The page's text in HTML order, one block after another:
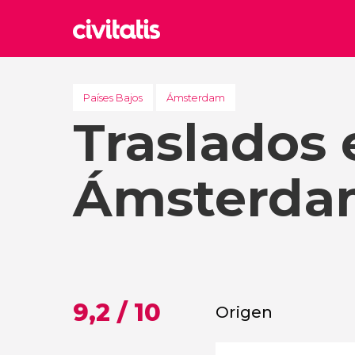
Reino
Países Bajos Ámsterdam
Traslados
9,2 / 10 Origen